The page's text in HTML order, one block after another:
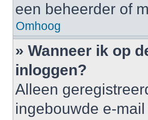
een beheerder of
Omhoog
» Wanneer ik op
inloggen?
Alleen
ingebouwde e-